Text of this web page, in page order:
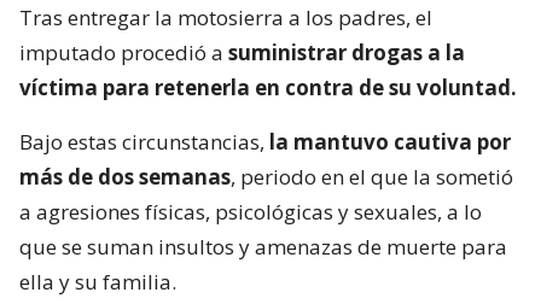
Tras entregar la motosierra a los padres, el
imputado procedió a suministrar drogas a la
víctima para retenerla en contra de su voluntad.
Bajo estas circunstancias, la mantuvo cautiva por
más de dos semanas, periodo en el que la sometió
a agresiones físicas, psicológicas y sexuales, a lo
que se suman insultos y amenazas de muerte para
ella y su familia.